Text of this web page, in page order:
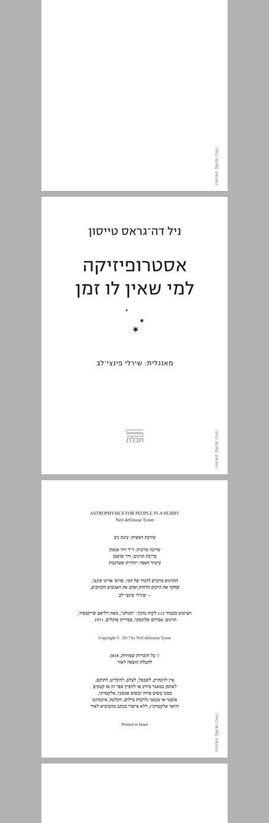
תוכן העניינים ... 5